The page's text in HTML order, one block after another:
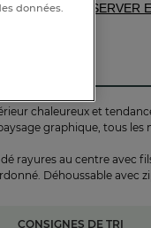
RÉSERVER
chaleureux et
graphique, tous les
rayures au centre avec
Déhoussable avec
CONSIGNES DE TRI
données.